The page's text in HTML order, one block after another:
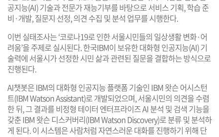
공지능(AI) 기술과 전문가 재능기부를 바탕으로 서비스 기획, 학습 준
비·개발, 질문지 선정, 의견 수집 및 분석 업무를 시행한다.
이번 실태조사는 ‘코로나19로 인한 서울시민들의 일상생활 변화·어
려움’을 주제로 실시된다. 한국IBM이 보유한 대화형 인공지능(AI) 기
술력에 서울시가 선정한 시민 삶과 관련된 질문을 결합하는 방식으로
진행된다.
AI챗봇은 IBM의 대화형 인공지능 플랫폼 기술인 IBM 왓슨 어시스턴
트(IBM Watson Assistant)로 개발되었으며, 서울시민의 의견을 수렴
한 뒤, 그 결과를 비정형 테이터 엔터프라이즈 AI 분석 및 검색 기능을
갖춘 IBM 왓슨 디스커버리(IBM Watson Discovery)로 분류 및 분석하
게 된다. 이 시스템은 사람처럼 자연스러운 대화를 진행하기 위해 단